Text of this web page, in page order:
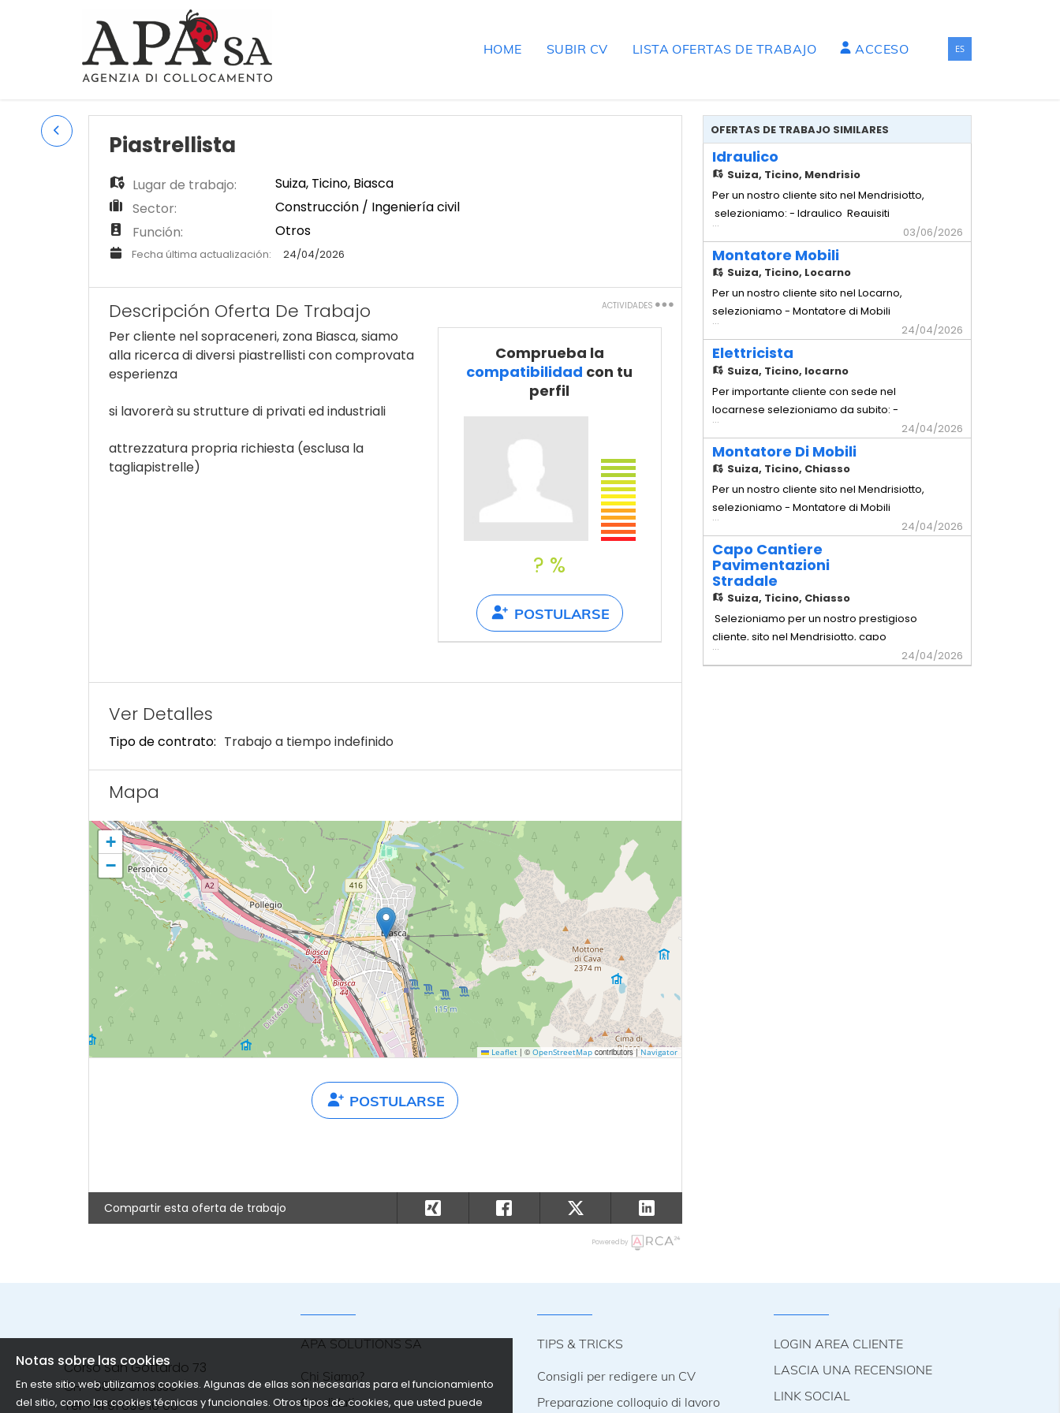
Notas sobre las cookies
En este sitio web utilizamos cookies. Algunas de ellas son necesarias para el funcionamiento
del sitio, como las cookies técnicas y funcionales. Otros tipos de cookies, que usted puede
HOME SUBIR CV LISTA OFERTAS DE TRABAJO ACCESO ES
Piastrellista
Lugar de trabajo: Suiza, Ticino, Biasca
Sector:
Construcción / Ingeniería civil
Función:
Otros
Fecha última actualización: 24/04/2026
ACTIVIDADES
Imprimir
Recomienda a
un amigo
Descripción Oferta De Trabajo
Comprueba la
compatibilidad con tu
perfil
? %
POSTULARSE
Per cliente nel sopraceneri, zona Biasca, siamo
alla ricerca di diversi piastrellisti con comprovata
esperienza
si lavorerà su strutture di privati ed industriali
attrezzatura propria richiesta (esclusa la
tagliapistrelle)
Ver Detalles
Tipo de contrato: Trabajo a tiempo indefinido
Mapa
+
−
Leaflet | © OpenStreetMapcontributors |Navigator
POSTULARSE
Compartir esta oferta de trabajo
Powered by
OFERTAS DE TRABAJO SIMILARES
Idraulico
Suiza, Ticino, Mendrisio
Per un nostro cliente sito nel Mendrisiotto,
selezioniamo: - Idraulico Requisiti
richiesti - Comprovata esperienza in
cantiere - Impianti sottomuro - Solette -
Capacità di lavorare in autonomia -
rinnovo - Stipendio secondo
...
03/06/2026
Montatore Mobili
Suiza, Ticino, Locarno
Per un nostro cliente sito nel Locarno,
selezioniamo - Montatore di Mobili
Requisiti richiesti - Comprovata
esperienza pluriennale nella mansione -
Comprovata capacità a lavorare in
dell'attrezzatura di base - Disponibilità a
lavorare in Trasferta in Svizzera Interna
Offr
...
24/04/2026
Elettricista
Suiza, Ticino, locarno
Per importante cliente con sede nel
locarnese selezioniamo da subito: -
Elettricista Mansioni - Installazione e
manutenzione di impianti elettrici civili e
industriali - Cablaggio e montaggio di
tubazioni elettriche
...
24/04/2026
Montatore Di Mobili
Suiza, Ticino, Chiasso
Per un nostro cliente sito nel Mendrisiotto,
selezioniamo - Montatore di Mobili
Requisiti richiesti - Comprovata
esperienza pluriennale nella mansione -
Comprovata capacità a lavorare in
maniera autonoma - Possesso
dell'attrezzatura di base - Disponibilità a
lavorare in Trasferta in Svizzera Intern
...
24/04/2026
Capo Cantiere
Pavimentazioni
Stradale
Suiza, Ticino, Chiasso
Selezioniamo per un nostro prestigioso
cliente, sito nel Mendrisiotto, capo
squadra con esperienza nel settore
...
24/04/2026
Corso San Gottardo 73
CH - 6830 Chiasso
Tel+41 91 695 16 00
APA SOLUTIONS SA
Chi Siamo?
Candidati
TIPS & TRICKS
Consigli per redigere un CV
Preparazione colloquio di lavoro
LOGIN AREA CLIENTE
LASCIA UNA RECENSIONE
LINK SOCIAL